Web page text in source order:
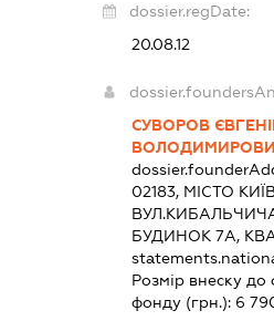
dossier.regDate:
20.08.12
СУВОРОВ
02183, МІСТО
БУДИНОК 7А,
Розмір внеску до
фонду (грн.): 6